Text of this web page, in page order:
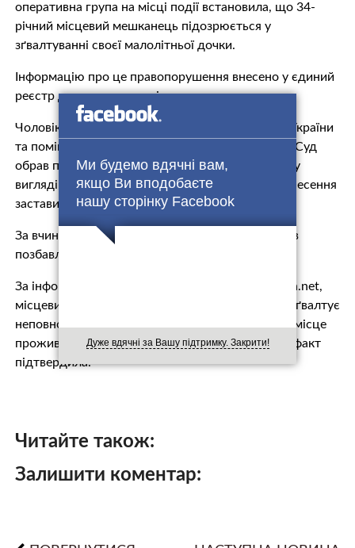
Ми будемо вдячні вам,
якщо Ви вподобаєте
нашу сторінку Facebook
Дуже вдячні за Вашу підтримку. Закрити!
оперативна група на місці події встановила, що 34-
річний місцевий мешканець підозрюється у
зґвалтуванні своєї малолітньої дочки.
Інформацію про це правопорушення внесено у єдиний
реєстр досудових розслідувань.
Чоловіка затримано в порядку статті 208 КПК України
та поміщено в ізолятор тимчасового тримання. Суд
обрав підозрюваному міру запобіжного заходу у
вигляді тримання під вартою без можливості внесення
застави.
За вчинене підозрюваному загрожує до 12 років
позбавлення волі.
За інформацією місцевого видання transkarpatia.net,
місцевий житель вже 6 років неприродно свою ґвалтує
неповнолітньою дочку. Поліція, яка прибула на місце
проживання нелюда, опитала дочку, яка даний факт
підтвердила.
Читайте також:
Залишити коментар: